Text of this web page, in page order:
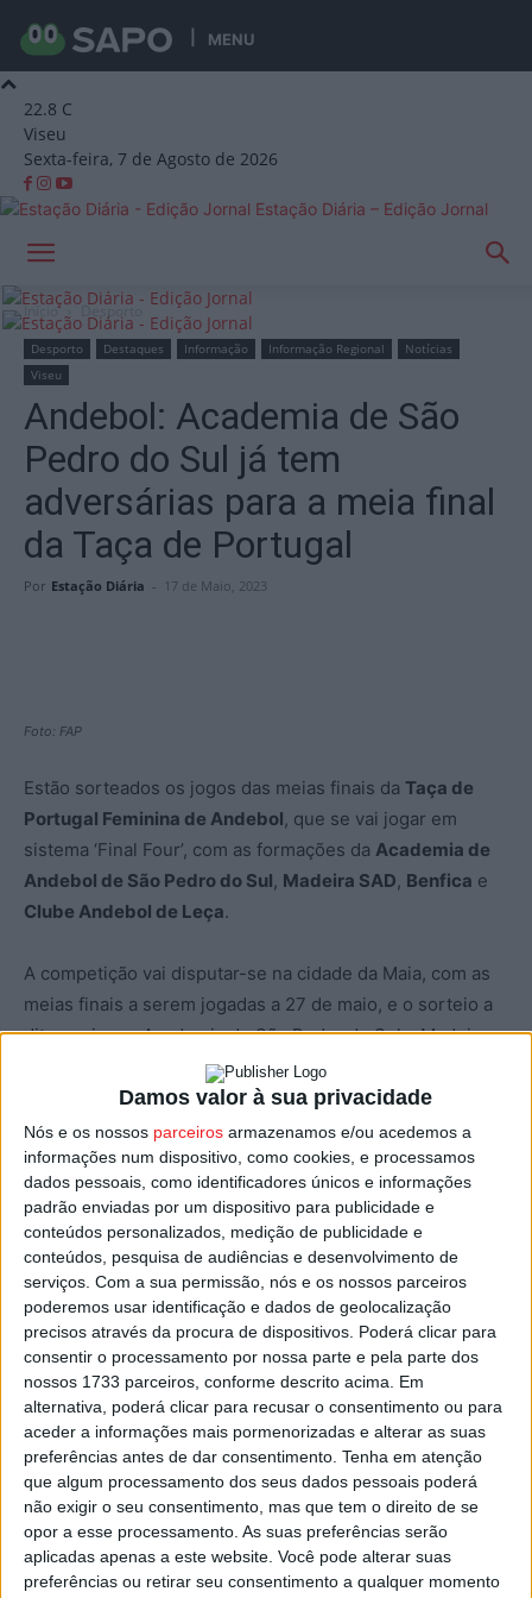
Damos valor à sua privacidade
Nós e os nossos parceiros armazenamos e/ou acedemos a
informações num dispositivo, como cookies, e processamos
dados pessoais, como identificadores únicos e informações
padrão enviadas por um dispositivo para publicidade e
conteúdos personalizados, medição de publicidade e
conteúdos, pesquisa de audiências e desenvolvimento de
serviços. Com a sua permissão, nós e os nossos parceiros
poderemos usar identificação e dados de geolocalização
precisos através da procura de dispositivos. Poderá clicar para
consentir o processamento por nossa parte e pela parte dos
nossos 1733 parceiros, conforme descrito acima. Em
alternativa, poderá clicar para recusar o consentimento ou para
aceder a informações mais pormenorizadas e alterar as suas
preferências antes de dar consentimento. Tenha em atenção
que algum processamento dos seus dados pessoais poderá
não exigir o seu consentimento, mas que tem o direito de se
opor a esse processamento. As suas preferências serão
aplicadas apenas a este website. Você pode alterar suas
preferências ou retirar seu consentimento a qualquer momento
MENU
22.8 C
Viseu
Sexta-feira, 7 de Agosto de 2026
Estação Diária – Edição Jornal
Início Desporto
Desporto Destaques Informação Informação Regional
Notícias
Viseu
Andebol: Academia de São
Pedro do Sul já tem
adversárias para a meia final
da Taça de Portugal
Por Estação Diária - 17 de Maio, 2023
Foto: FAP
Estão sorteados os jogos das meias finais da Taça de
Portugal Feminina de Andebol, que se vai jogar em
sistema ‘Final Four’, com as formações da Academia de
Andebol de São Pedro do Sul, Madeira SAD, Benfica e
Clube Andebol de Leça.
A competição vai disputar-se na cidade da Maia, com as
meias finais a serem jogadas a 27 de maio, e o sorteio a
ditar os jogos Academia de São Pedro do Sul – Madeira
SAD, e Andebol Leça – Benfica.
A final disputar-se-á no dia seguinte, 28 de maio, entre
os vencedores dos jogos da véspera, e todos os
encontros serão no pavilhão Municipal da Maia.
A Federação de Andebol de Portugal ainda não divulgou
a hora dos encontros, quer das meias finais quer da Final
da edição deste ano da Taça de Portugal Feminina de
Andebol.
Esta e outras notícias para ouvir na Estação Diária – 96.8
FM ou emwww.968.fm.
Pub